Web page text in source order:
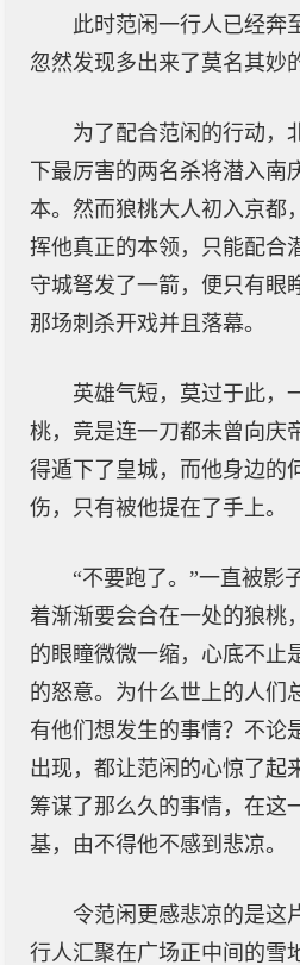
此时范闲一行人已经奔
忽然发现多出来了莫名其妙
为了配合范闲的行动，
下最厉害的两名杀将潜入南
本。然而狼桃大人初入京都
挥他真正的本领，只能配合
守城弩发了一箭，便只有眼
那场刺杀开戏并且落幕。
英雄气短，莫过于此，
桃，竟是连一刀都未曾向庆
得遁下了皇城，而他身边的
伤，只有被他提在了手上。
“不要跑了。”一直被影
着渐渐要会合在一处的狼桃
的眼瞳微微一缩，心底不止
的怒意。为什么世上的人们
有他们想发生的事情？不论
出现，都让范闲的心惊了起
筹谋了那么久的事情，在这
基，由不得他不感到悲凉。
令范闲更感悲凉的是这
行人汇聚在广场正中间的雪